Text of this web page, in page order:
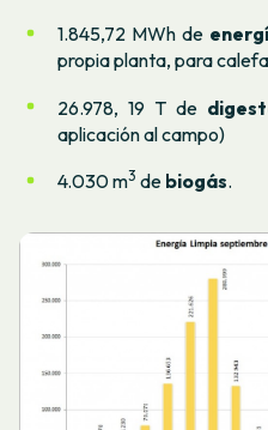
1.845,72 MWh de
propia planta, para
26.978, 19 T de
aplicación al campo)
4.030 m3 de biogás.